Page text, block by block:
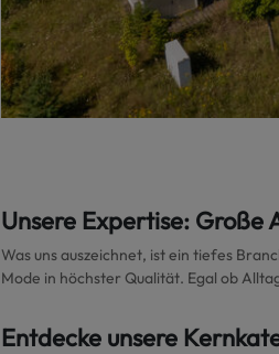
Unsere Expertise: Große
Was uns auszeichnet, ist ein tiefes
Mode in höchster Qualität. Egal ob
Entdecke unsere